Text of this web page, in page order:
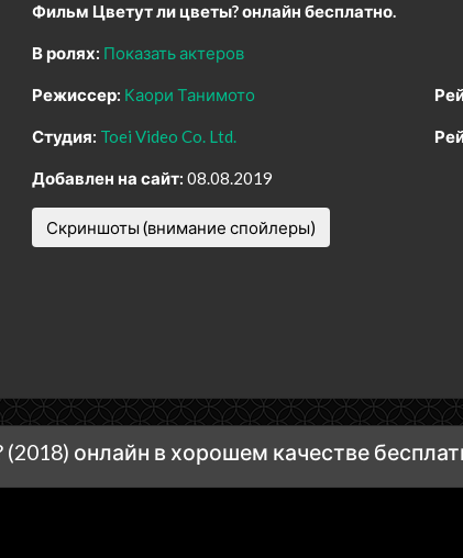
Фильм Цветут ли цветы? онлайн бесплатно.
В ролях: Показать актеров
Режиссер: Каори Танимото
Студия: Toei Video Co. Ltd.
Добавлен на сайт: 08.08.2019
Скриншоты (внимание спойлеры)
онлайн в хорошем качестве